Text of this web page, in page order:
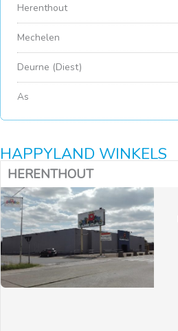
Herenthout
Mechelen
Deurne (Diest)
As
HAPPYLAND WINKELS
HERENTHOUT